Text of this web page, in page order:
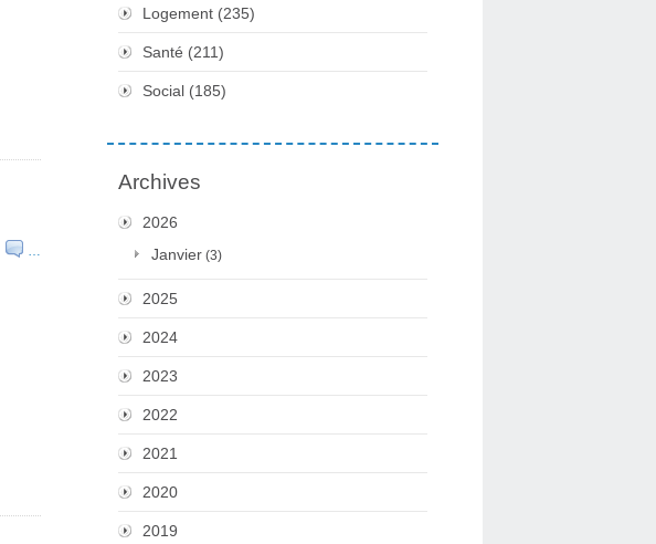
…
Logement (235)
Santé (211)
Social (185)
Archives
2026
Janvier (3)
2025
2024
2023
2022
2021
2020
2019